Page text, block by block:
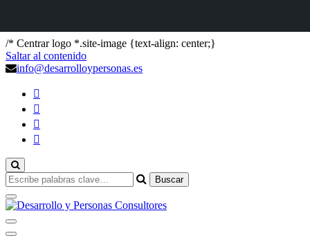
/* Centrar logo *.site-image {text-align: center;}
Saltar al contenido
info@desarrolloypersonas.es
¿Buscas
algo?